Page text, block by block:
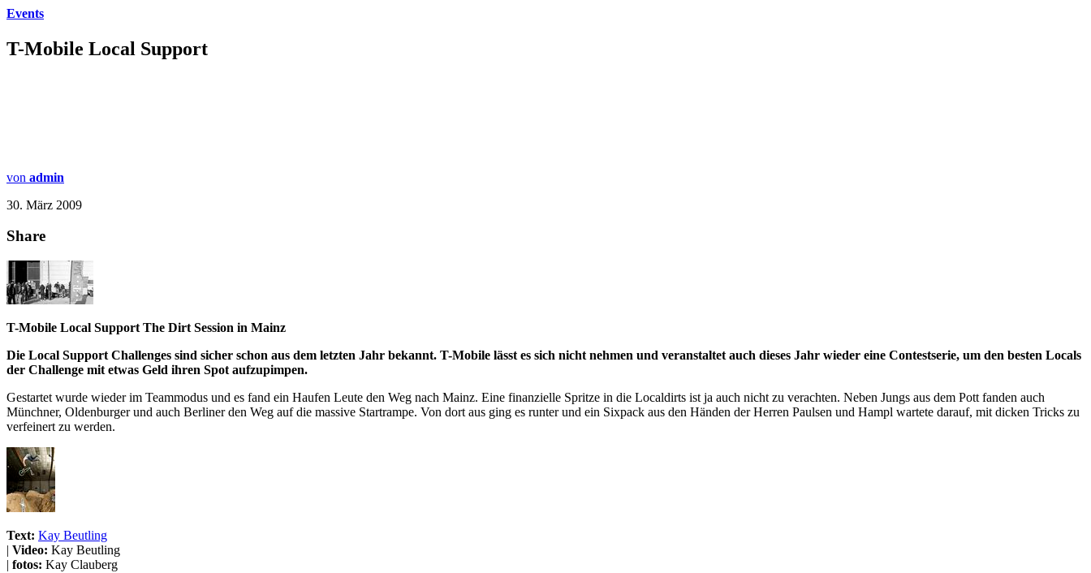
Events
T-Mobile Local Support
von admin
30. März 2009
Share
T-Mobile Local Support The Dirt Session in Mainz
Die Local Support Challenges sind sicher schon aus dem letzten Jahr bekannt. T-Mobile lässt es sich nicht nehmen und veranstaltet auch dieses Jahr wieder eine Contestserie, um den besten Locals
der Challenge mit etwas Geld ihren Spot aufzupimpen.
Gestartet wurde wieder im Teammodus und es fand ein Haufen Leute den Weg nach Mainz. Eine finanzielle Spritze in die Localdirts ist ja auch nicht zu verachten. Neben Jungs aus dem Pott fanden auch
Münchner, Oldenburger und auch Berliner den Weg auf die massive Startrampe. Von dort aus ging es runter und ein Sixpack aus den Händen der Herren Paulsen und Hampl wartete darauf, mit dicken Tricks zu
verfeinert zu werden.
Text: Kay Beutling
| Video: Kay Beutling
| fotos: Kay Clauberg